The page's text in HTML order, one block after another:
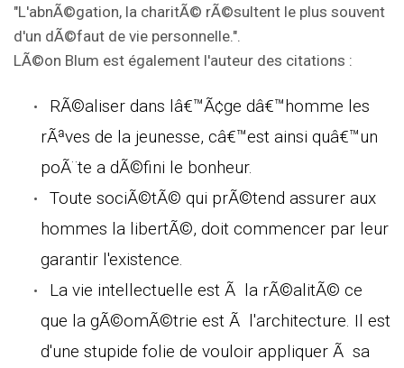
"L'abnÃ©gation, la charitÃ© rÃ©sultent le plus souvent
d'un dÃ©faut de vie personnelle.".
LÃ©on Blum est également l'auteur des citations :
RÃ©aliser dans lâ€™Ã¢ge dâ€™homme les
rÃªves de la jeunesse, câ€™est ainsi quâ€™un
poÃ¨te a dÃ©fini le bonheur.
Toute sociÃ©tÃ© qui prÃ©tend assurer aux
hommes la libertÃ©, doit commencer par leur
garantir l'existence.
La vie intellectuelle est Ã la rÃ©alitÃ© ce
que la gÃ©omÃ©trie est Ã l'architecture. Il est
d'une stupide folie de vouloir appliquer Ã sa